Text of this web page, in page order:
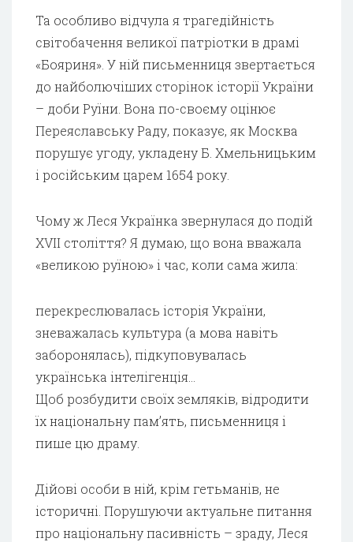
Та особливо відчула я трагедійність
світобачення великої патріотки в драмі
«Бояриня». У ній письменниця звертається
до найболючіших сторінок історії України
– доби Руїни. Вона по-своєму оцінює
Переяславську Раду, показує, як Москва
порушує угоду, укладену Б. Хмельницьким
і російським царем 1654 року.
Чому ж Леся Українка звернулася до подій
XVII століття? Я думаю, що вона вважала
«великою руїною» і час, коли сама жила:
перекреслювалась історія України,
зневажалась культура (а мова навіть
заборонялась), підкуповувалась
українська інтелігенція…
Щоб розбудити своїх земляків, відродити
їх національну пам’ять, письменниця і
пише цю драму.
Дійові особи в ній, крім гетьманів, не
історичні. Порушуючи актуальне питання
про національну пасивність – зраду, Леся